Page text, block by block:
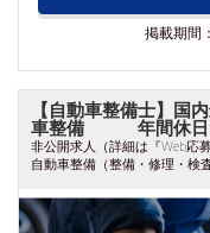
掲載期間
【自動車整備士】国
車整備 年間休日
非公開求人（詳細は『Web応
自動車整備（整備・修理・検